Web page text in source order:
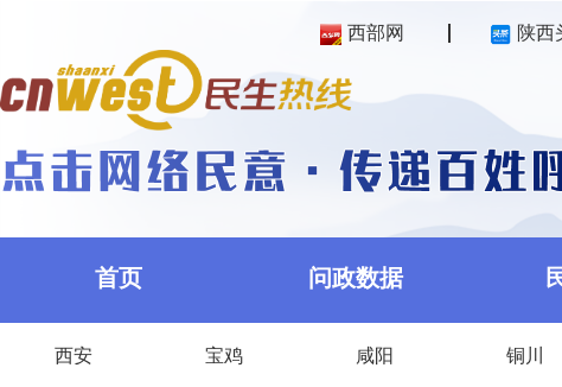
西部网 陕西
首页 问政数据
西安 宝鸡 咸阳 铜川